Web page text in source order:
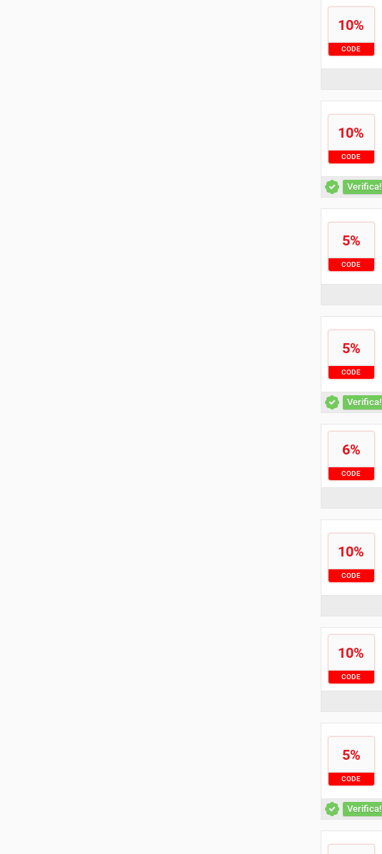
10%
CODE
10%
CODE
Verifica!
5%
CODE
5%
CODE
Verifica!
6%
CODE
10%
CODE
10%
CODE
5%
CODE
Verifica!